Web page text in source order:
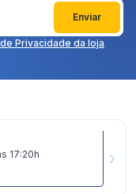
Enviar
Privacidade da loja
17:20h